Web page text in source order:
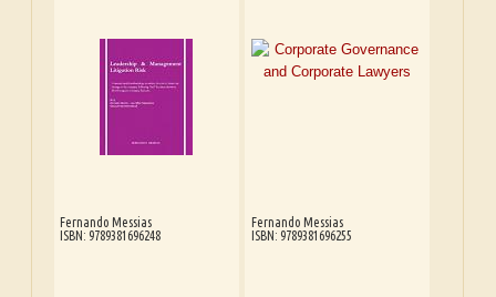
Fernando Messias
ISBN: 9789381696248
Fernando Messias
ISBN: 9789381696255